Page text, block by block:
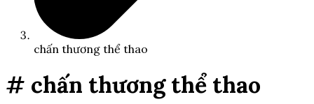
chấn thương thể thao
# chấn thương thể thao